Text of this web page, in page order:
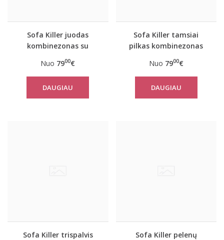
Sofa Killer juodas
kombinezonas su
Nuo 7900€
DAUGIAU
Sofa Killer tamsiai
pilkas kombinezonas
Nuo 7900€
DAUGIAU
Sofa Killer trispalvis
Sofa Killer pelenų